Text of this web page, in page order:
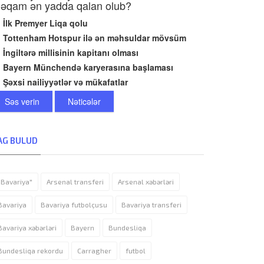
ən yadda qalan olub?
İlk Premyer Liqa qolu
Tottenham Hotspur ilə ən məhsuldar mövsüm
İngiltərə millisinin kapitanı olması
Bayern Münchendə karyerasına başlaması
Şəxsi nailiyyətlər və mükafatlar
Səs verin
Nəticələr
BULUD
Arsenal transferi Arsenal xəbərləri
Bavariya futbolçusu Bavariya transferi
xəbərləri Bayern Bundesliqa
rekordu Carragher futbol